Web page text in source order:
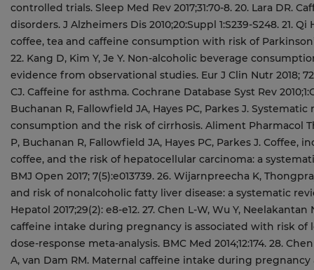
controlled trials. Sleep Med Rev 2017;31:70-8. 20. Lara DR.
disorders. J Alzheimers Dis 2010;20:Suppl 1:S239-S248. 21.
coffee, tea and caffeine consumption with risk of
22. Kang D, Kim Y, Je Y. Non-alcoholic beverage
evidence from observational studies. Eur J Clin Nutr 2018;
CJ. Caffeine for asthma. Cochrane Database Syst Rev
Buchanan R, Fallowfield JA, Hayes PC, Parkes J.
consumption and the risk of cirrhosis. Aliment Pharmacol
P, Buchanan R, Fallowfield JA, Hayes PC, Parkes J.
coffee, and the risk of hepatocellular carcinoma: a
BMJ Open 2017; 7(5):e013739. 26. Wijarnpreecha K,
and risk of nonalcoholic fatty liver disease: a systematic
Hepatol 2017;29(2): e8-e12. 27. Chen L-W, Wu Y,
caffeine intake during pregnancy is associated with risk
dose-response meta-analysis. BMC Med 2014;12:174. 28.
A, van Dam RM. Maternal caffeine intake during